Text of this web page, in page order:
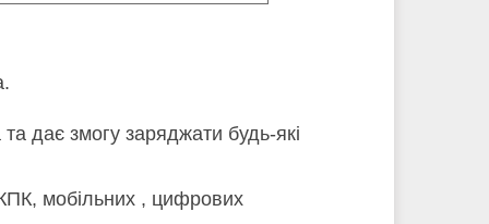
дає змогу заряджати будь-які
мобільних , цифрових